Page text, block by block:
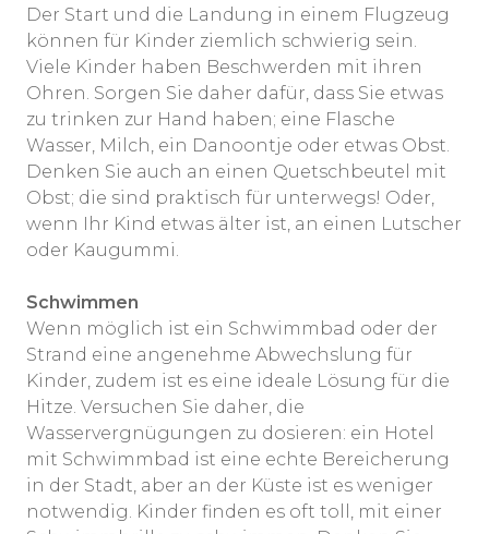
Der Start und die Landung in einem Flugzeug
können für Kinder ziemlich schwierig sein.
Viele Kinder haben Beschwerden mit ihren
Ohren. Sorgen Sie daher dafür, dass Sie etwas
zu trinken zur Hand haben; eine Flasche
Wasser, Milch, ein Danoontje oder etwas Obst.
Denken Sie auch an einen Quetschbeutel mit
Obst; die sind praktisch für unterwegs! Oder,
wenn Ihr Kind etwas älter ist, an einen Lutscher
oder Kaugummi.
Schwimmen
Wenn möglich ist ein Schwimmbad oder der
Strand eine angenehme Abwechslung für
Kinder, zudem ist es eine ideale Lösung für die
Hitze. Versuchen Sie daher, die
Wasservergnügungen zu dosieren: ein Hotel
mit Schwimmbad ist eine echte Bereicherung
in der Stadt, aber an der Küste ist es weniger
notwendig. Kinder finden es oft toll, mit einer